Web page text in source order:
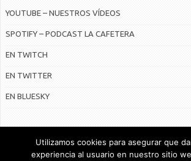
YOUTUBE – NUESTROS VÍDEOS
SPOTIFY – PODCAST LA CAFETERA
EN TWITCH
EN TWITTER
EN BLUESKY
Utilizamos cookies para asegurar que
experiencia al usuario en nuestro sitio